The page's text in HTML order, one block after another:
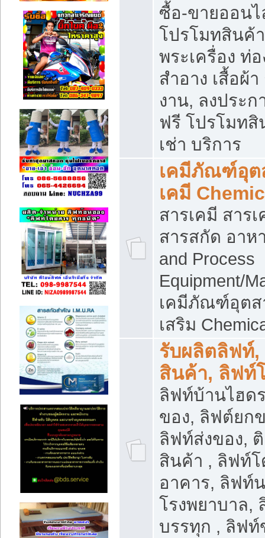
ซื้อ-ขายออน
โปรโมทสินค้
พระเครื่อง ท่อ
สำอาง เสื้อผ้
งาน, ลงประ
ฟรี โปรโมท
เช่า บริการ
เคมีภัณฑ์อุต
เคมี
สารเคมี สาร
สารสกัด อาห
and Process
Equipment/
เคมีภัณฑ์อุตส
เสริม
รับผลิตลิฟท์
สินค้า, ลิฟท์
ลิฟท์บ้านไฮด
ของ, ลิฟต์ยก
ลิฟท์ส่งของ,
สินค้า , ลิฟท์
อาคาร, ลิฟท์
โรงพยาบาล,
บรรทุก , ลิฟ